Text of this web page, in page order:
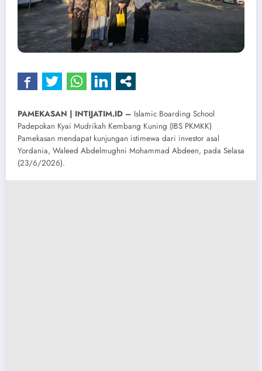
PAMEKASAN | INTIJATIM.ID – Islamic Boarding School
Padepokan Kyai Mudrikah Kembang Kuning (IBS PKMKK)
Pamekasan mendapat kunjungan istimewa dari investor asal
Yordania, Waleed Abdelmughni Mohammad Abdeen, pada Selasa
(23/6/2026).